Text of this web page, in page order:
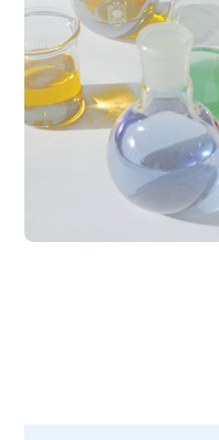
Lohnabfüllung Kleingebinde
Lohnabfüllung Kleingebinde
Lohnabfüllung von Feststoffen in
Lohnabfüllung von Feststoffen in
Lohnabfüllung von Feststoffen in
Lohnabfüllung von Fetten und
Lohnherstellung von chemisch-
Lohnherstellung von
Lohnherstellung von öligen
Lohnherstellung von Produkten